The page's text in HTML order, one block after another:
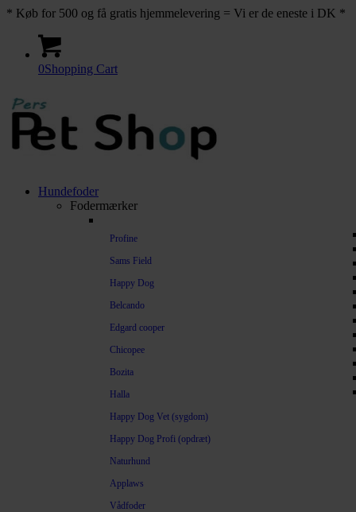
* Køb for 500 og få gratis hjemmelevering = Vi er de eneste i DK *
0Shopping Cart
Hundefoder
Fodermærker
Profine
Sams Field
Happy Dog
Belcando
Edgard cooper
Chicopee
Bozita
Halla
Happy Dog Vet (sygdom)
Happy Dog Profi (opdræt)
Naturhund
Applaws
Vådfoder